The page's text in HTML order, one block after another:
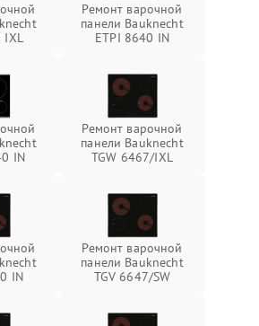
IXL
Ремонт варочной
панели Bauknecht
ETPI 8640 IN
IN
Ремонт варочной
панели Bauknecht
TGW 6467/IXL
IN
Ремонт варочной
панели Bauknecht
TGV 6647/SW